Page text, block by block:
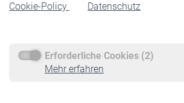
Cookie-Policy
Datenschutz
Erforderliche Cookies (2)
Mehr erfahren
Rente beantragen
Service
Informationen